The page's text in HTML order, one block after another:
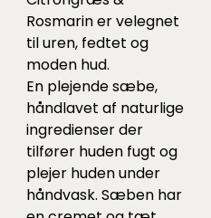
Rosmarin er velegnet
til uren, fedtet og
moden hud.
En plejende sæbe,
håndlavet af naturlige
ingredienser der
tilfører huden fugt og
plejer huden under
håndvask. Sæben har